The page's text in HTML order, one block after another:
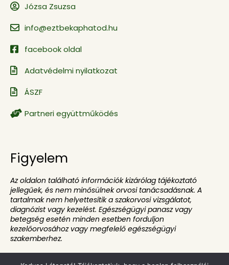
Józsa Zsuzsa
info@eztbekaphatod.hu
facebook oldal
Adatvédelmi nyilatkozat
ÁSZF
Partneri együttműködés
Figyelem
Az oldalon található információk kizárólag tájékoztató
jellegűek, és nem minősülnek orvosi tanácsadásnak. A
tartalmak nem helyettesítik a szakorvosi vizsgálatot,
diagnózist vagy kezelést. Egészségügyi panasz vagy
betegség esetén minden esetben forduljon
kezelőorvosához vagy megfelelő egészségügyi
szakemberhez.